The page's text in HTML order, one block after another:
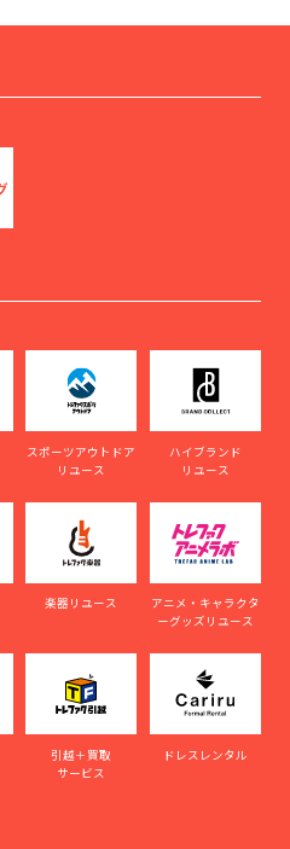
スポーツアウトドア
リユース
ハイブランド
リユース
楽器リユース
アニメ・キャラクタ
ーグッズリユース
引越＋買取
サービス
ドレスレンタル